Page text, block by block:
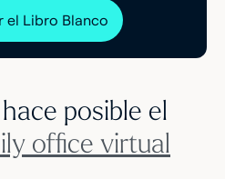
el Libro Blanco
posible el
office virtual